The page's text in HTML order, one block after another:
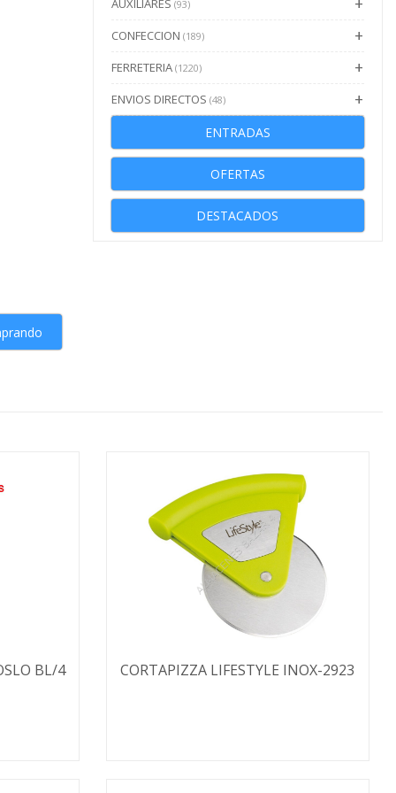
AUXILIARES (93)
CONFECCION (189)
FERRETERIA (1220)
ENVIOS DIRECTOS (48)
ENTRADAS
OFERTAS
DESTACADOS
BL/4 CORTAPIZZA LIFESTYLE INOX-2923